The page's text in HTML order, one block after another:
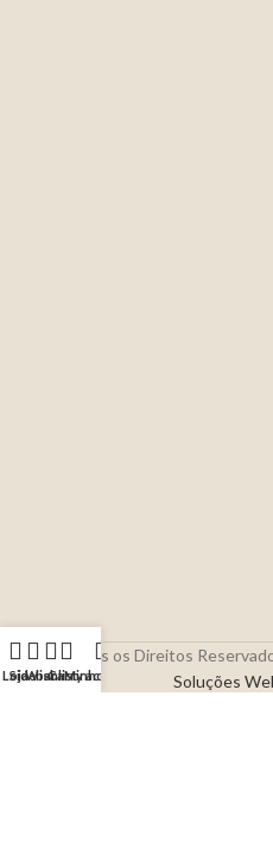
2026 | Todos os Direitos
Soluções
Loja
Sidebar
Wishlist
Carrinho
My account